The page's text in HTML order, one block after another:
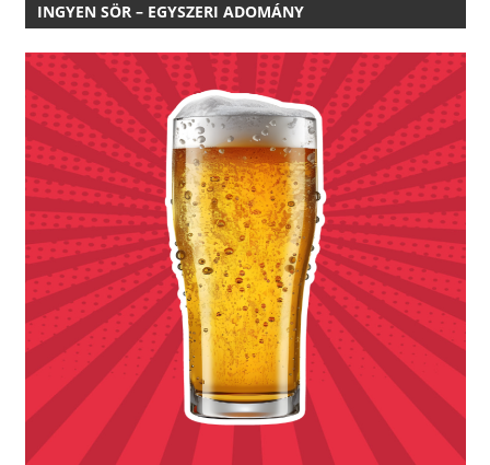
INGYEN SÖR – EGYSZERI ADOMÁNY